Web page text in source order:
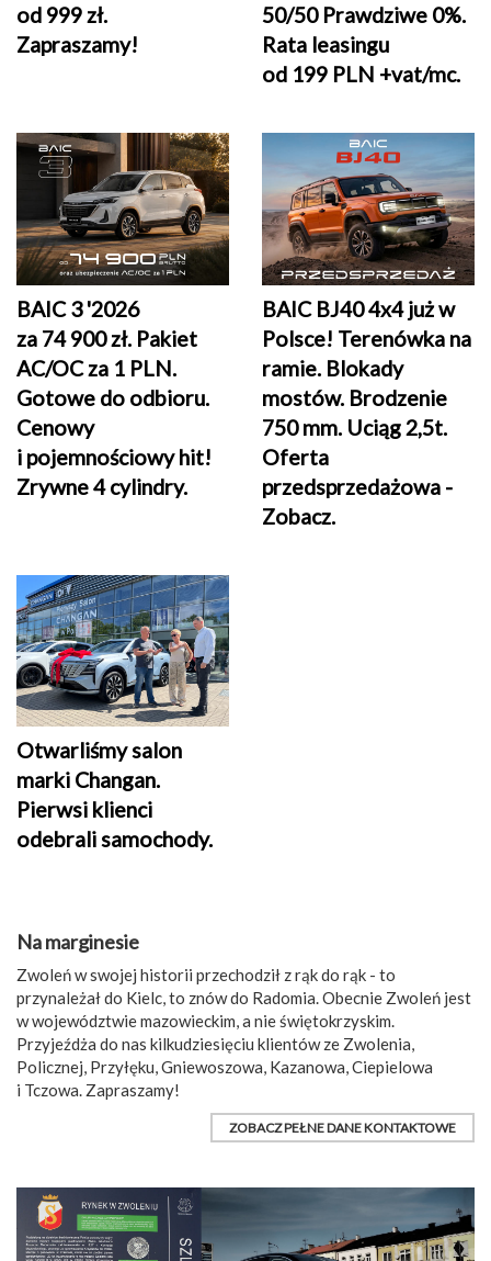
od 999 zł.
Zapraszamy!
50/50 Prawdziwe 0%.
Rata leasingu
od 199 PLN +vat/mc.
BAIC 3 '2026
za 74 900 zł. Pakiet
AC/OC za 1 PLN.
Gotowe do odbioru.
Cenowy
i pojemnościowy hit!
Zrywne 4 cylindry.
BAIC BJ40 4x4 już w
Polsce! Terenówka na
ramie. Blokady
mostów. Brodzenie
750 mm. Uciąg 2,5t.
Oferta
przedsprzedażowa -
Zobacz.
Otwarliśmy salon
marki Changan.
Pierwsi klienci
odebrali samochody.
Na marginesie
Zwoleń w swojej historii przechodził z rąk do rąk - to
przynależał do Kielc, to znów do Radomia. Obecnie Zwoleń jest
w województwie mazowieckim, a nie świętokrzyskim.
Przyjeźdża do nas kilkudziesięciu klientów ze Zwolenia,
Policznej, Przyłęku, Gniewoszowa, Kazanowa, Ciepielowa
i Tczowa. Zapraszamy!
ZOBACZ PEŁNE DANE KONTAKTOWE